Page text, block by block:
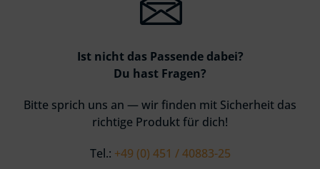
Ist nicht das Passende dabei?
Du hast Fragen?
Bitte sprich uns an — wir finden mit Sicherheit das
richtige Produkt für dich!
Tel.: +49 (0) 451 / 40883-25